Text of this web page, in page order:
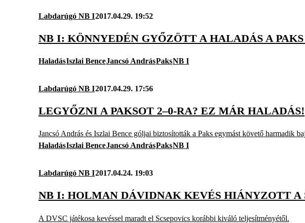
Labdarúgó NB I2017.04.29. 19:52
NB I: KÖNNYEDÉN GYŐZÖTT A HALADÁS A
HaladásIszlai BenceJancsó AndrásPaksNB I
Labdarúgó NB I2017.04.29. 17:56
LEGYŐZNI A PAKSOT 2–0-RA? EZ MÁR HALADÁS!
Jancsó András és Iszlai Bence góljai biztosították a Paks egymást követő harmadik
HaladásIszlai BenceJancsó AndrásPaksNB I
Labdarúgó NB I2017.04.24. 19:03
NB I: HOLMAN DÁVIDNAK KEVÉS HIÁNYZOTT A
A DVSC játékosa kevéssel maradt el Scsepovics korábbi kiváló teljesítményétől.